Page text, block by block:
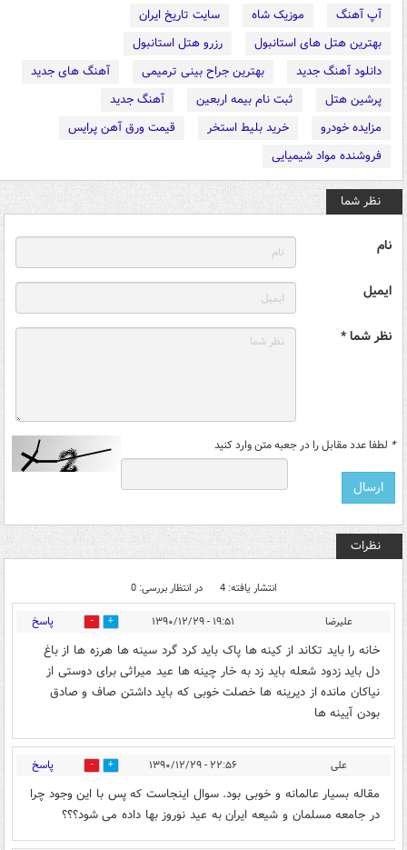
آپ آهنگ موزیک شاه
سایت تاریخ ایران
بهترین هتل های استانبول
رزرو هتل استانبول
دانلود آهنگ جدید
بهترین جراح بینی ترمیمی
آهنگ های جدید
پرشین هتل
ثبت نام بیمه اربعین
آهنگ جدید
مزایده خودرو
خرید بلیط استخر
قیمت ورق آهن پرایس
فروشنده مواد شیمیایی
نظر شما
نام
ایمیل
نظر شما *
* لطفا عدد مقابل را در جعبه متن وارد کنید
نظرات
انتشار یافته: 4 در انتظار بررسی: 0
علیرضا ۱۹:۵۱ - ۱۳۹۰/۱۲/۲۹ 0 پاسخ
خانه را باید تکاند از کینه ها پاک باید کرد گرد سینه ها هرزه ها از باغ
دل باید زدود شعله باید زد به خار چینه ها عید میراثی برای دوستی از
نیاکان مانده از دیرینه ها خصلت خوبی که باید داشتن صاف و صادق
بودن آیینه ها
علی ۲۲:۵۶ - ۱۳۹۰/۱۲/۲۹ 0 پاسخ
مقاله بسیار عالمانه و خوبی بود. سوال اینجاست که پس با این وجود چرا
در جامعه مسلمان و شیعه ایران به عید نوروز بها داده می شود؟؟؟